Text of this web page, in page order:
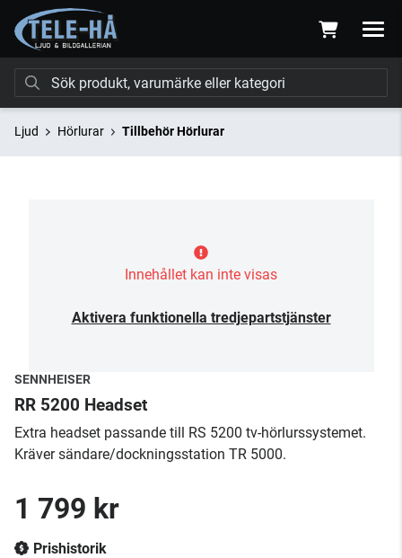
Ljud Hörlurar Tillbehör Hörlurar
Innehållet kan inte visas
Aktivera funktionella tredjepartstjänster
SENNHEISER
RR 5200 Headset
Extra headset passande till RS 5200 tv-hörlurssystemet.
Kräver sändare/dockningsstation TR 5000.
1 799 kr
Prishistorik